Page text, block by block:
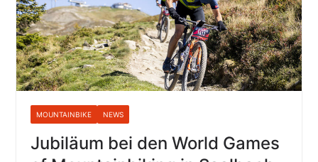
MOUNTAINBIKE NEWS
Jubiläum bei den World Games